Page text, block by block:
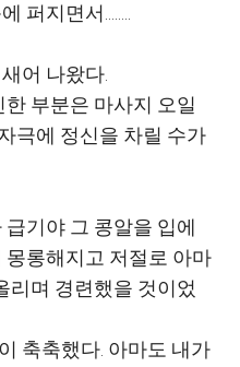
퍼지면서........
어 나왔다.
부분은 마사지 오일
극에 정신을 차릴 수가
기야 그 콩알을 입에
롱해지고 저절로 아마
리며 경련했을 것이었
축축했다. 아마도 내가